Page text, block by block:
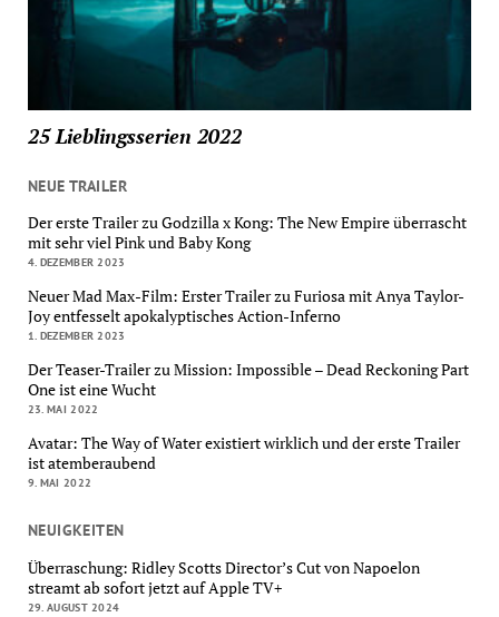
25 Lieblingsserien 2022
NEUE TRAILER
Der erste Trailer zu Godzilla x Kong: The New Empire überrascht
mit sehr viel Pink und Baby Kong
4. DEZEMBER 2023
Neuer Mad Max-Film: Erster Trailer zu Furiosa mit Anya Taylor-
Joy entfesselt apokalyptisches Action-Inferno
1. DEZEMBER 2023
Der Teaser-Trailer zu Mission: Impossible – Dead Reckoning Part
One ist eine Wucht
23. MAI 2022
Avatar: The Way of Water existiert wirklich und der erste Trailer
ist atemberaubend
9. MAI 2022
NEUIGKEITEN
Überraschung: Ridley Scotts Director’s Cut von Napoelon
streamt ab sofort jetzt auf Apple TV+
29. AUGUST 2024